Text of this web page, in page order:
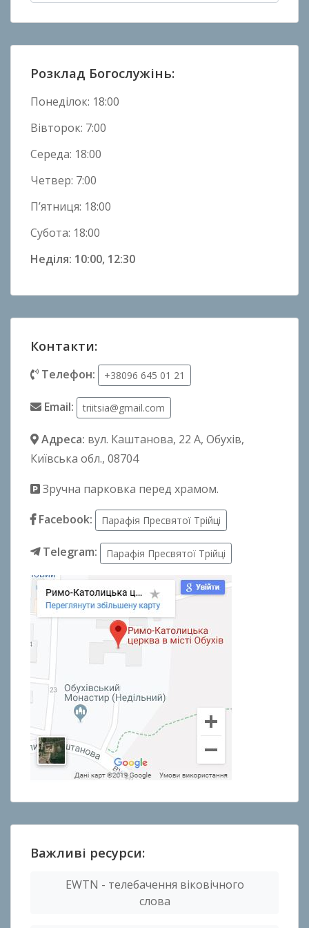
о
и
н
Розклад Богослужінь:
Понеділок: 18:00
Вівторок: 7:00
Середа: 18:00
Четвер: 7:00
П’ятниця: 18:00
Субота: 18:00
Неділя: 10:00, 12:30
Контакти:
Телефон: +38096 645 01 21
Email: triitsia@gmail.com
Адреса: вул. Каштанова, 22 А, Обухів,
Київська обл., 08704
Зручна парковка перед храмом.
Facebook:
Парафія Пресвятої Трійці
Telegram: Парафія Пресвятої Трійці
Важливі ресурси:
EWTN - телебачення віковічного
слова